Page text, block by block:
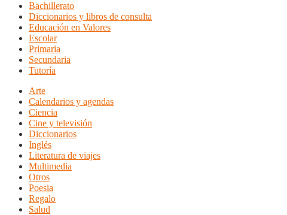
Bachillerato
Diccionarios y libros de consulta
Educación en Valores
Escolar
Primaria
Secundaria
Tutoría
Arte
Calendarios y agendas
Ciencia
Cine y televisión
Diccionarios
Inglés
Literatura de viajes
Multimedia
Otros
Poesia
Regalo
Salud